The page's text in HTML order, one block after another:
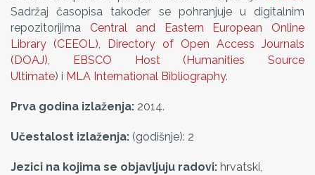
Sadržaj časopisa također se pohranjuje u digitalnim
repozitorijima Central and Eastern European Online
Library (CEEOL), Directory of Open Access Journals
(DOAJ), EBSCO Host (Humanities Source
Ultimate) i MLA International Bibliography.
Prva godina izlaženja: 2014.
Učestalost izlaženja: (godišnje): 2
Jezici na kojima se objavljuju radovi: hrvatski,